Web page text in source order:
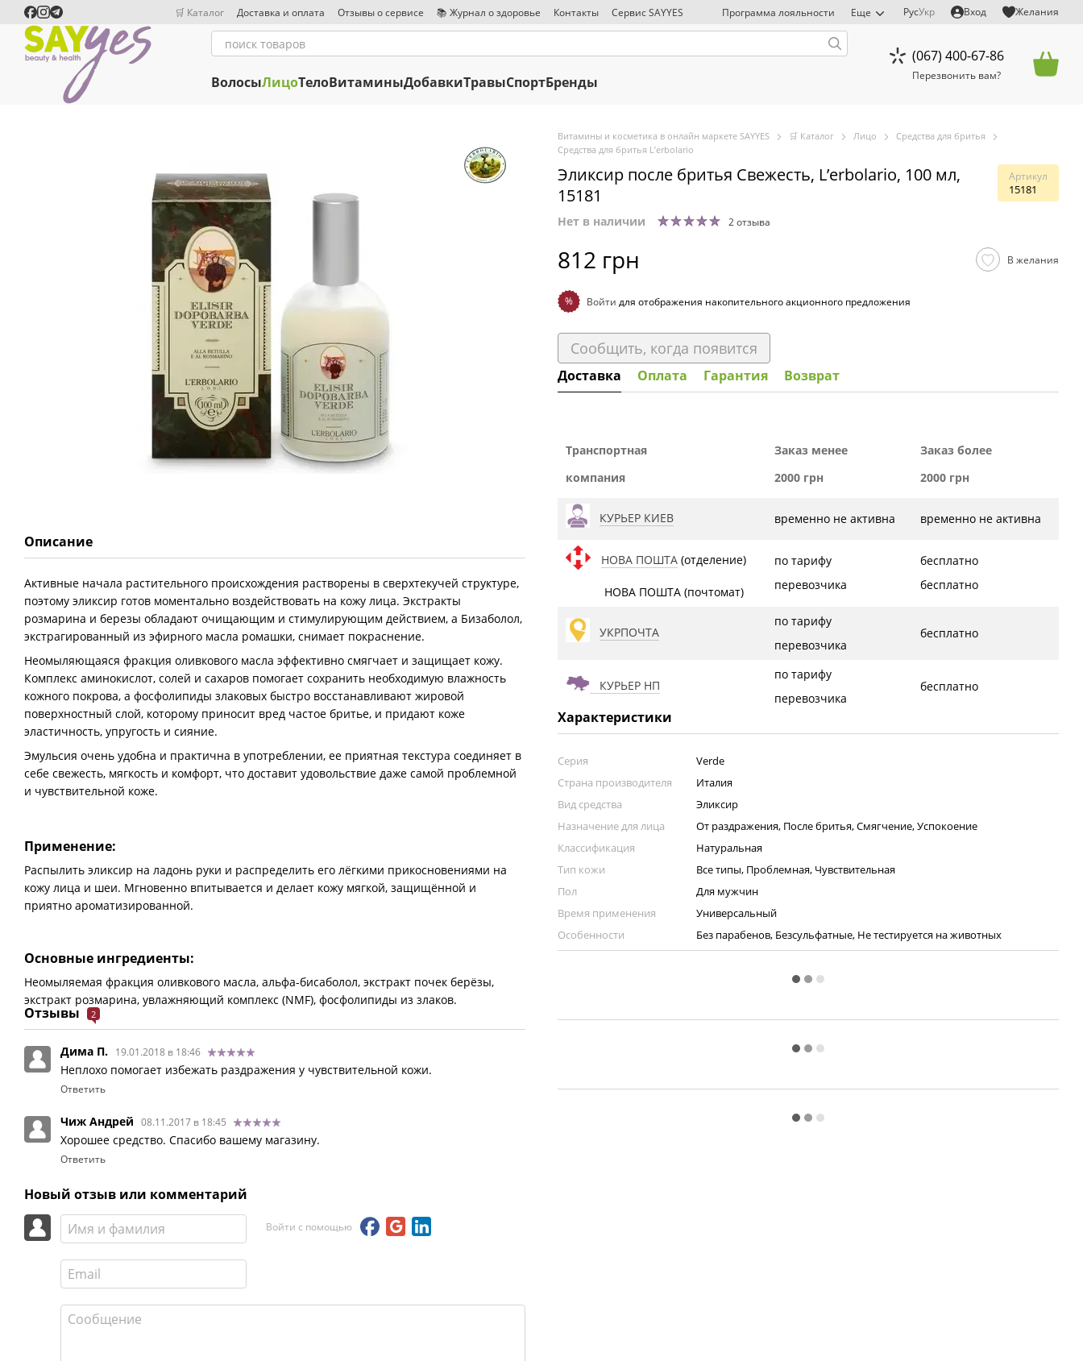
Перейти к основному контенту🛒 Каталог Доставка и оплата Отзывы о сервисе 📚 Журнал о здоровье Контакты Сервис SAYYES Программа лояльности Еще РусУкр Вход Желания
ВолосыЛицоТелоВитаминыДобавкиТравыСпортБренды
(067) 400-67-86
Перезвонить вам?
Описание
Активные начала растительного происхождения растворены в сверхтекучей структуре,
поэтому эликсир готов моментально воздействовать на кожу лица. Экстракты
розмарина и березы обладают очищающим и стимулирующим действием, а Бизаболол,
экстрагированный из эфирного масла ромашки, снимает покраснение.
Неомыляющаяся фракция оливкового масла эффективно смягчает и защищает кожу.
Комплекс аминокислот, солей и сахаров помогает сохранить необходимую влажность
кожного покрова, а фосфолипиды злаковых быстро восстанавливают жировой
поверхностный слой, которому приносит вред частое бритье, и придают коже
эластичность, упругость и сияние.
Эмульсия очень удобна и практична в употреблении, ее приятная текстура соединяет в
себе свежесть, мягкость и комфорт, что доставит удовольствие даже самой проблемной
и чувствительной коже.
Применение:
Распылить эликсир на ладонь руки и распределить его лёгкими прикосновениями на
кожу лица и шеи. Мгновенно впитывается и делает кожу мягкой, защищённой и
приятно ароматизированной.
Основные ингредиенты:
Неомыляемая фракция оливкового масла, альфа-бисаболол, экстракт почек берёзы,
экстракт розмарина, увлажняющий комплекс (NMF), фосфолипиды из злаков.
Отзывы 2
Дима П. 19.01.2018 в 18:46
Неплохо помогает избежать раздражения у чувствительной кожи.
Ответить
Чиж Андрей 08.11.2017 в 18:45
Хорошее средство. Спасибо вашему магазину.
Ответить
Новый отзыв или комментарий
Войти с помощью
Витамины и косметика в онлайн маркете SAYYES 🛒 Каталог Лицо
Средства для бритья
Средства для бритья L’erbolario
Эликсир после бритья Свежесть, L’erbolario, 100 мл,
15181
Артикул
15181
Нет в наличии 2 отзыва
812 грн В желания
% Войти для отображения накопительного акционного предложения
Сообщить, когда появится
Доставка Оплата Гарантия Возврат
Транспортная
компания
Заказ менее
2000 грн
Заказ более
2000 грн
КУРЬЕР КИЕВ временно не активна временно не активна
НОВА ПОШТА (отделение)
НОВА ПОШТА (почтомат)
по тарифу
перевозчика
бесплатно
бесплатно
УКРПОЧТА
по тарифу
перевозчика
бесплатно
КУРЬЕР НП
по тарифу
перевозчика
бесплатно
Характеристики
Серия
Verde
Страна производителя
Италия
Вид средства
Эликсир
Назначение для лица
От раздражения, После бритья, Смягчение, Успокоение
Классификация
Натуральная
Тип кожи
Все типы, Проблемная, Чувствительная
Пол
Для мужчин
Время применения
Универсальный
Особенности
Без парабенов, Безсульфатные, Не тестируется на животных